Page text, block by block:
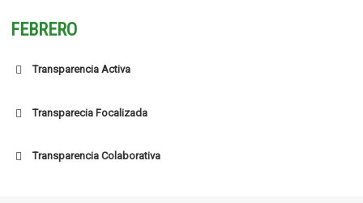
FEBRERO
Transparencia Activa
Transparecia Focalizada
Transparencia Colaborativa